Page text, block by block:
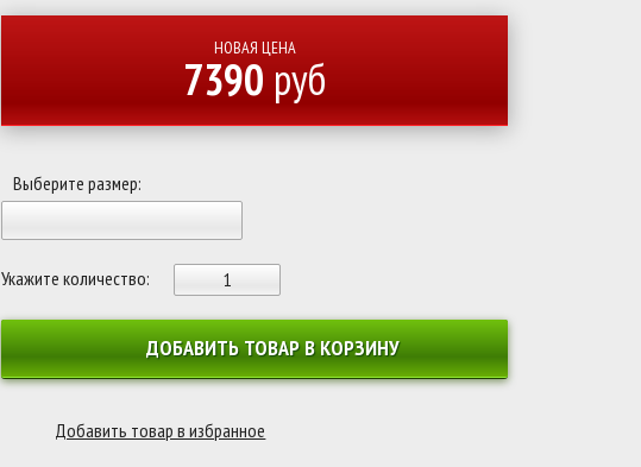
НОВАЯ ЦЕНА
7390 руб
Выберите размер:
Укажите количество:
ДОБАВИТЬ ТОВАР В КОРЗИНУ